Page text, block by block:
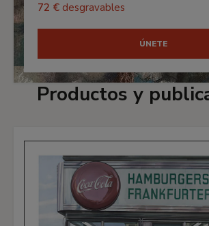
72 € desgravables
ÚNETE
Productos y